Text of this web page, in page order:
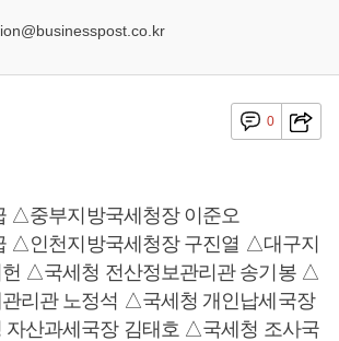
0
△중부지방국세청장 이준오
△인천지방국세청장 구진열 △대구지
헌 △국세청 전산정보관리관 송기봉 △
리관 노정석 △국세청 개인납세국장
산과세국장 김태호 △국세청 조사국